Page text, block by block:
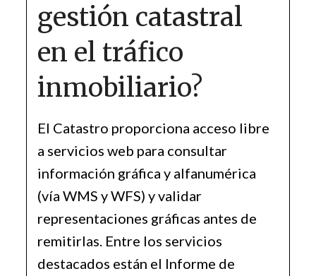
gestión catastral
en el tráfico
inmobiliario?
El Catastro proporciona acceso libre
a servicios web para consultar
información gráfica y alfanumérica
(vía WMS y WFS) y validar
representaciones gráficas antes de
remitirlas. Entre los servicios
destacados están el Informe de